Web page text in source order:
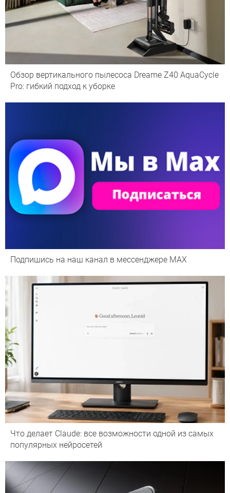
Обзор вертикального пылесоса Dreame Z40 AquaCycle
Pro: гибкий подход к уборке
Подпишись на наш канал в мессенджере МАХ
Что делает Сlaude: все возможности одной из самых
популярных нейросетей